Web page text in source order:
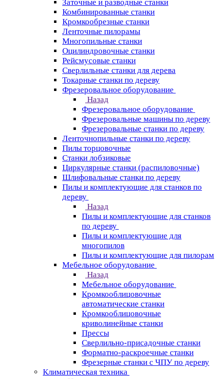
Заточные и разводные станки
Комбинированные станки
Кромкообрезные станки
Ленточные пилорамы
Многопильные станки
Оцилиндровочные станки
Рейсмусовые станки
Сверлильные станки для дерева
Токарные станки по дереву
Фрезеровальное оборудование
Назад
Фрезеровальное оборудование
Фрезеровальные машины по дереву
Фрезеровальные станки по дереву
Ленточнопильные станки по дереву
Пилы торцовочные
Станки лобзиковые
Циркулярные станки (распиловочные)
Шлифовальные станки по дереву
Пилы и комплектующие для станков по
дереву
Назад
Пилы и комплектующие для станков
по дереву
Пилы и комплектующие для
многопилов
Пилы и комплектующие для пилорам
Мебельное оборудование
Назад
Мебельное оборудование
Кромкооблицовочные
автоматические станки
Кромкооблицовочные
криволинейные станки
Прессы
Сверлильно-присадочные станки
Форматно-раскроечные станки
Фрезерные станки с ЧПУ по дереву
Климатическая техника